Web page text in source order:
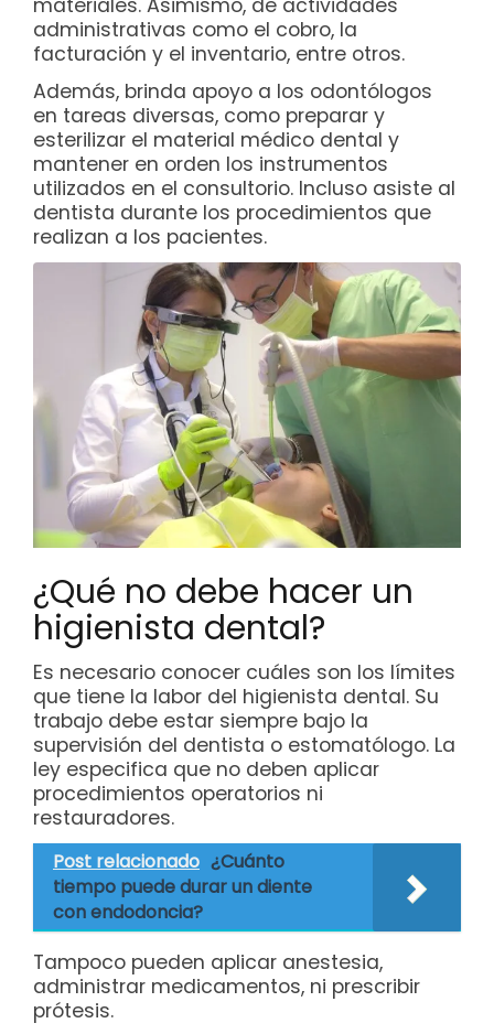
materiales. Asimismo, de actividades
administrativas como el cobro, la
facturación y el inventario, entre otros.
Además, brinda apoyo a los odontólogos
en tareas diversas, como preparar y
esterilizar el material médico dental y
mantener en orden los instrumentos
utilizados en el consultorio. Incluso asiste al
dentista durante los procedimientos que
realizan a los pacientes.
¿Qué no debe hacer un
higienista dental?
Es necesario conocer cuáles son los límites
que tiene la labor del higienista dental. Su
trabajo debe estar siempre bajo la
supervisión del dentista o estomatólogo. La
ley especifica que no deben aplicar
procedimientos operatorios ni
restauradores.
Post relacionado ¿Cuánto
tiempo puede durar un diente
con endodoncia?
Tampoco pueden aplicar anestesia,
administrar medicamentos, ni prescribir
prótesis.